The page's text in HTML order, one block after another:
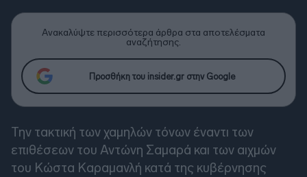
Ανακαλύψτε περισσότερα άρθρα στα αποτελέσματα
αναζήτησης.
Προσθήκη του insider.gr στην Google
Την τακτική των χαμηλών τόνων έναντι των
επιθέσεων του Αντώνη Σαμαρά και των αιχμών
του Κώστα Καραμανλή κατά της κυβέρνησης